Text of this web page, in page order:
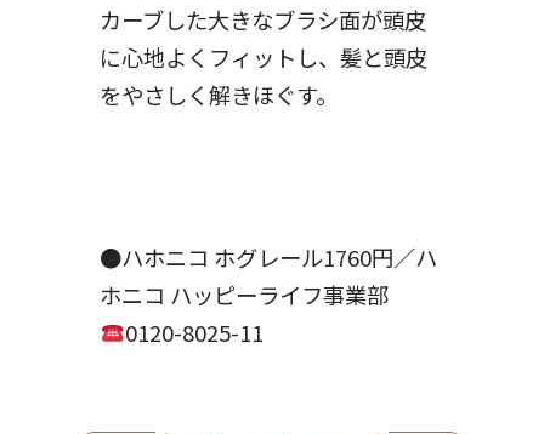
カーブした大きなブラシ面が頭皮
に心地よくフィットし、髪と頭皮
をやさしく解きほぐす。
●ハホニコ ホグレール1760円／ハ
ホニコ ハッピーライフ事業部
0120-8025-11